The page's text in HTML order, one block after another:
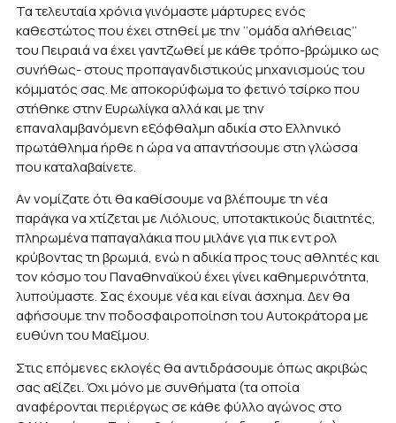
Τα τελευταία χρόνια γινόμαστε μάρτυρες ενός
καθεστώτος που έχει στηθεί με την ‘’ομάδα αλήθειας’’
του Πειραιά να έχει γαντζωθεί με κάθε τρόπο-βρώμικο ως
συνήθως- στους προπαγανδιστικούς μηχανισμούς του
κόμματός σας. Με αποκορύφωμα το φετινό τσίρκο που
στήθηκε στην Ευρωλίγκα αλλά και με την
επαναλαμβανόμενη εξόφθαλμη αδικία στο Ελληνικό
πρωτάθλημα ήρθε η ώρα να απαντήσουμε στη γλώσσα
που καταλαβαίνετε.
Αν νομίζατε ότι θα καθίσουμε να βλέπουμε τη νέα
παράγκα να χτίζεται με Λιόλιους, υποτακτικούς διαιτητές,
πληρωμένα παπαγαλάκια που μιλάνε για πικ εντ ρολ
κρύβοντας τη βρωμιά, ενώ η αδικία προς τους αθλητές και
τον κόσμο του Παναθηναϊκού έχει γίνει καθημερινότητα,
λυπούμαστε. Σας έχουμε νέα και είναι άσχημα. Δεν θα
αφήσουμε την ποδοσφαιροποίηση του Αυτοκράτορα με
ευθύνη του Μαξίμου.
Στις επόμενες εκλογές θα αντιδράσουμε όπως ακριβώς
σας αξίζει. Όχι μόνο με συνθήματα (τα οποία
αναφέρονται περιέργως σε κάθε φύλλο αγώνος στο